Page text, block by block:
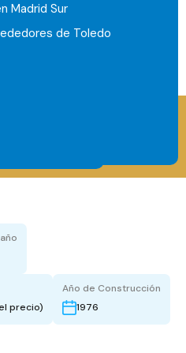
Madrid Sur
de Toledo
de tu hipoteca
precio)
Año de Construcción
1976